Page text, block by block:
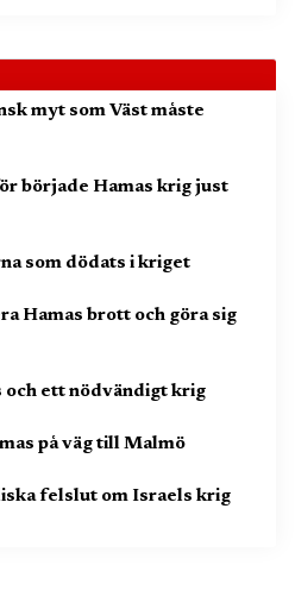
myt som Väst måste
började Hamas krig just
som dödats i kriget
Hamas brott och göra sig
och ett nödvändigt krig
på väg till Malmö
felslut om Israels krig